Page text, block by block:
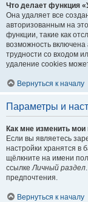
Что делает функция
Она удаляет все
авторизованным на
функции, такие как
возможность
трудности со входом
удаление cookies
Вернуться к началу
Параметры и
Как мне изменить мои
Если вы являетесь
настройки хранятся в
щёлкните на имени
ссылкеЛичный раздел
предпочтения.
Вернуться к началу